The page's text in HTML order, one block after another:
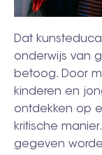
Dat
onderwijs van
betoog. Door
kinderen en
ontdekken op
kritische
gegeven